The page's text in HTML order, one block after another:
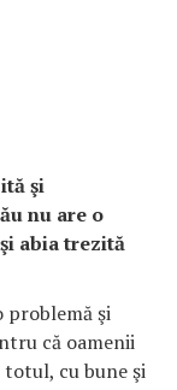
şi
nu are o
abia trezită
problemă şi
că oamenii
totul, cu bune şi